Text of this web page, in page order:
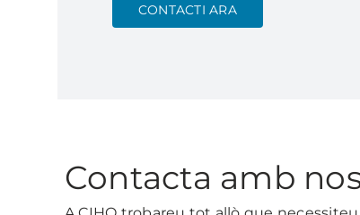
CONTACTI ARA
Contacta amb